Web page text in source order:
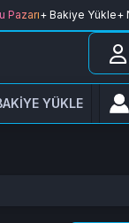
Pazarı+ Bakiye Yükle+
YÜKLE